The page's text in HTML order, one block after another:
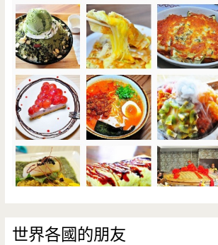
世界各國的朋友